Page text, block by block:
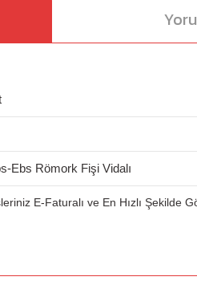
Ebs Römork Fişi Vidalı
E-Faturalı ve En Hızlı Şekilde